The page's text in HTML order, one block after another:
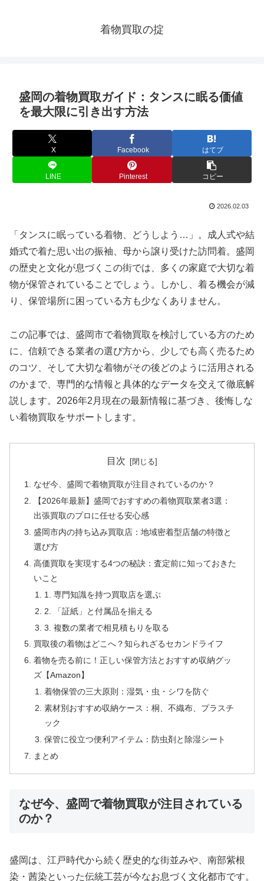
着物買取の掟
盛岡の着物買取ガイド：タンスに眠る価値
を最大限に引き出す方法
X Facebook はてブ
LINE Pinterest コピー
2026.02.03
「タンスに眠っている着物、どうしよう…」。成人式や結
婚式で着た思い出の振袖、母から譲り受けた訪問着。盛岡
の歴史と文化が息づくこの街では、多くの家庭で大切な着
物が保管されていることでしょう。しかし、着る機会が減
り、保管場所に困っている方も少なくありません。
この記事では、盛岡市で着物買取を検討している方のため
に、信頼できる業者の選び方から、少しでも高く売るため
のコツ、そして大切な着物がその後どのように活用される
のかまで、専門的な情報と具体的なデータを交えて徹底解
説します。2026年2月現在の最新情報に基づき、後悔しな
い着物買取をサポートします。
目次
なぜ今、盛岡で着物買取が注目されているのか？
【2026年最新】盛岡でおすすめの着物買取業者3選：
出張買取のプロに任せる安心感
盛岡市内の持ち込み買取店：地域密着型店舗の特徴と
選び方
高価買取を実現する4つの秘訣：査定前に知っておきた
いこと
1. 専門知識を持つ買取店を選ぶ
2. 「証紙」と付属品を揃える
3. 複数の業者で相見積もりを取る
買取後の着物はどこへ？知られざるセカンドライフ
着物を売る前に！正しい保管方法とおすすめ収納グッ
ズ【Amazon】
着物保管の三大原則：湿気・虫・シワを防ぐ
素材別おすすめ収納ケース：桐、不織布、プラスチ
ック
保管に役立つ便利アイテム：防虫剤と除湿シート
まとめ
なぜ今、盛岡で着物買取が注目されている
のか？
盛岡は、江戸時代から続く歴史的な街並みや、南部紫根
染・茜染といった伝統工芸が今なお息づく文化都市です。